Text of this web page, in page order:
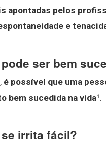
apontadas pelos
e
ser bem
é possível que uma
bem sucedida na vida¹.
se irrita fácil?